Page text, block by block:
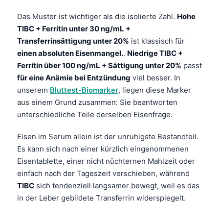
Das Muster ist wichtiger als die isolierte Zahl. Hohe
TIBC + Ferritin unter 30 ng/mL +
Transferrinsättigung unter 20% ist klassisch für
einen absoluten Eisenmangel.. Niedrige TIBC +
Ferritin über 100 ng/mL + Sättigung unter 20% passt
für eine Anämie bei Entzündung viel besser. In
unserem Bluttest-Biomarker, liegen diese Marker
aus einem Grund zusammen: Sie beantworten
unterschiedliche Teile derselben Eisenfrage.
Eisen im Serum allein ist der unruhigste Bestandteil.
Es kann sich nach einer kürzlich eingenommenen
Eisentablette, einer nicht nüchternen Mahlzeit oder
einfach nach der Tageszeit verschieben, während
TIBC sich tendenziell langsamer bewegt, weil es das
in der Leber gebildete Transferrin widerspiegelt.